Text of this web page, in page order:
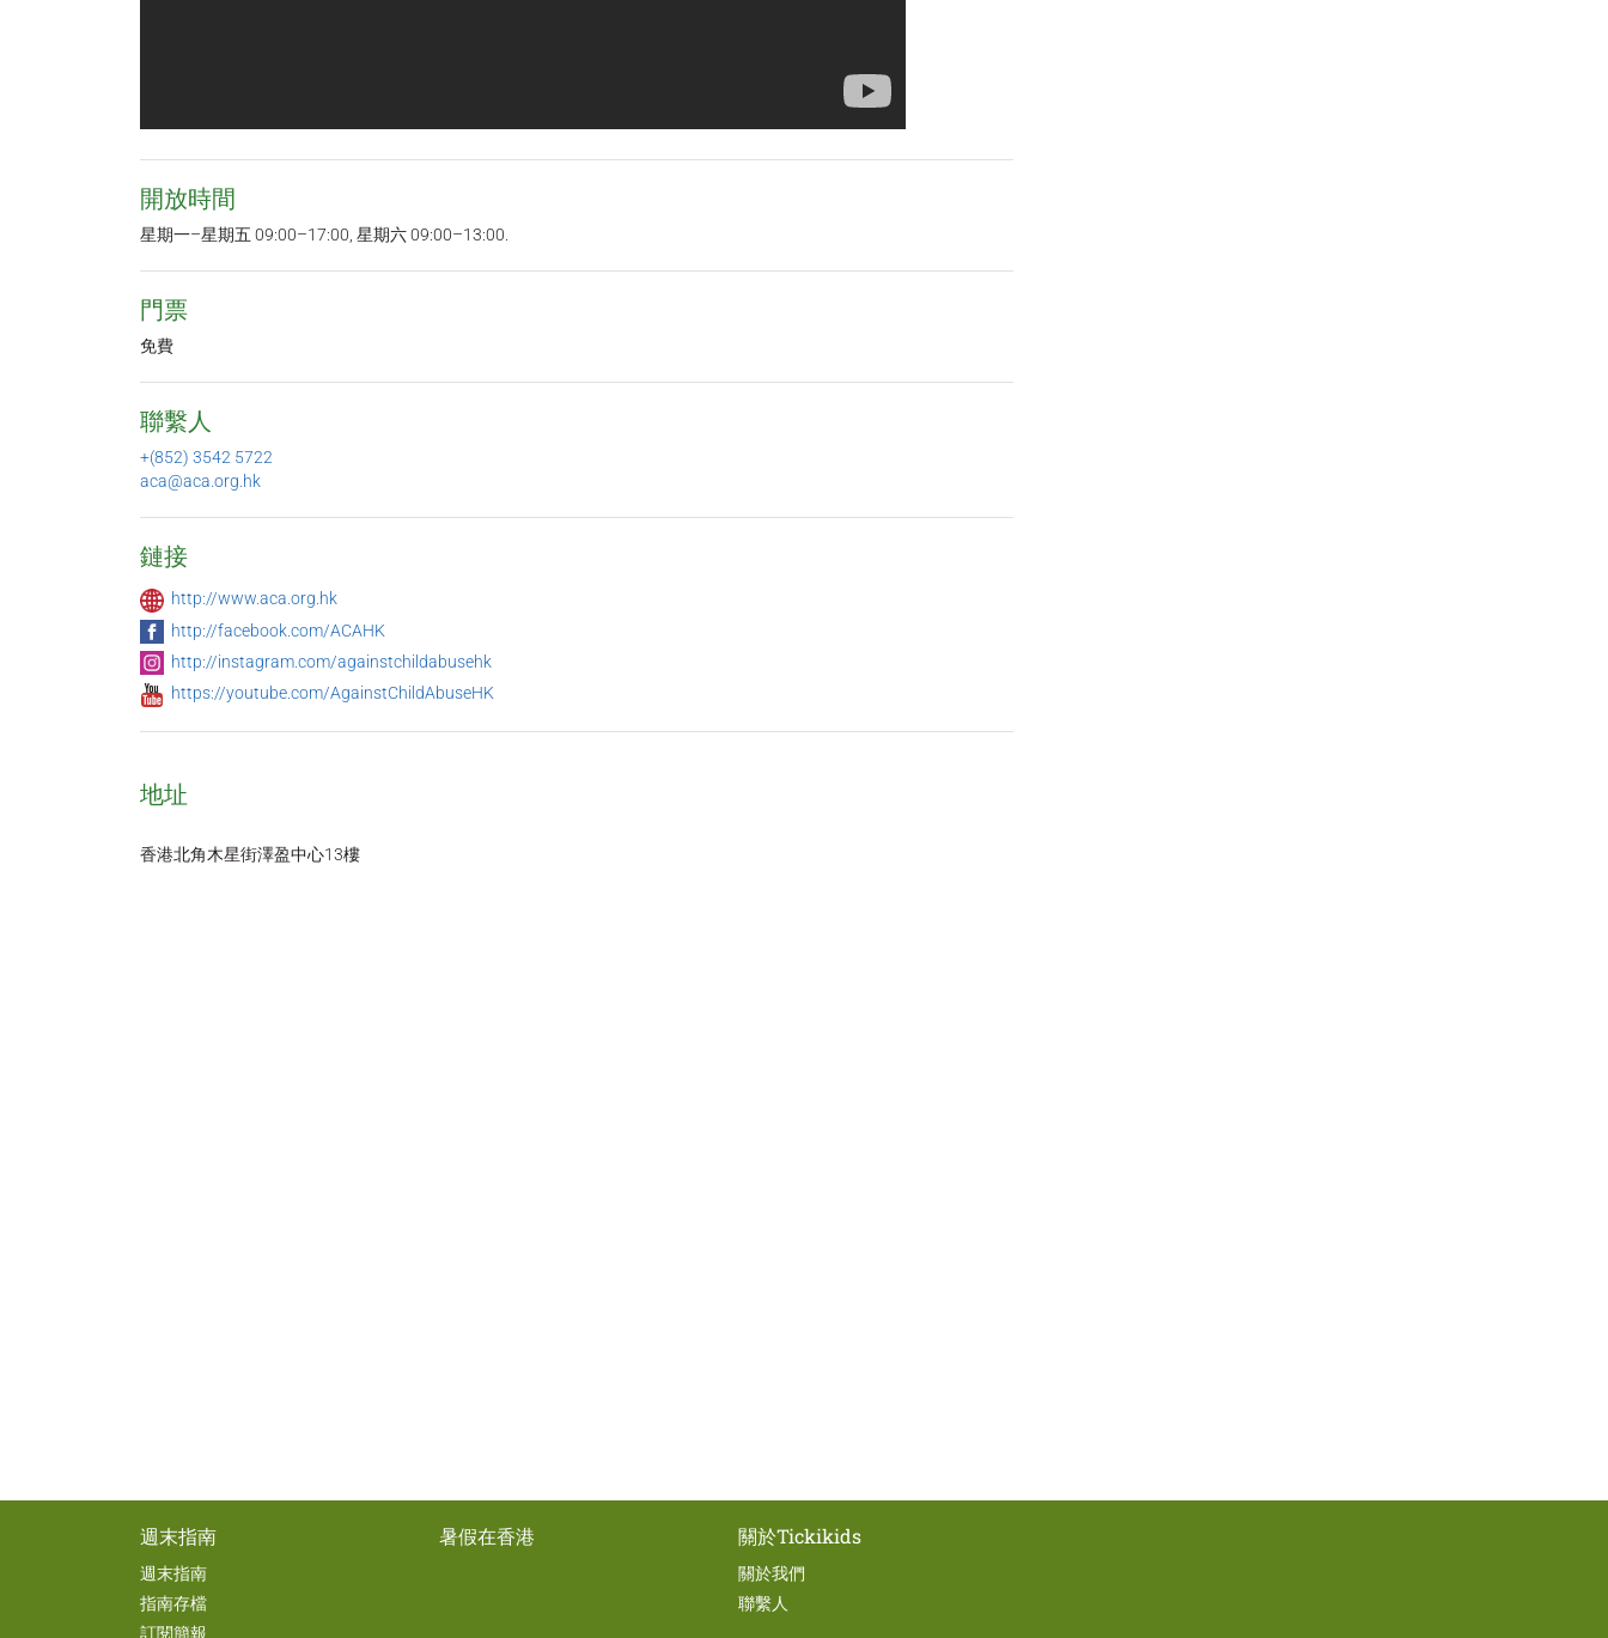
開放時間
星期一–星期五 09:00–17:00, 星期六 09:00–13:00.
門票
免費
聯繫人
+(852) 3542 5722
aca@aca.org.hk
鏈接
http://www.aca.org.hk
http://facebook.com/ACAHK
http://instagram.com/againstchildabusehk
https://youtube.com/AgainstChildAbuseHK
地址
香港北角木星街澤盈中心13樓
週末指南
週末指南
指南存檔
訂閱簡報
暑假在香港 關於Tickikids
關於我們
聯繫人